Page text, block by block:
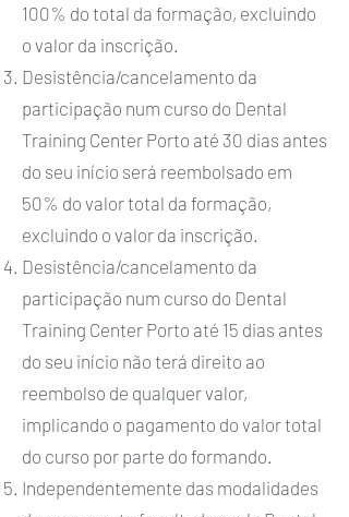
100% do total da formação, excluindo
o valor da inscrição.
Desistência/cancelamento da
participação num curso do Dental
Training Center Porto até 30 dias antes
do seu início será reembolsado em
50% do valor total da formação,
excluindo o valor da inscrição.
Desistência/cancelamento da
participação num curso do Dental
Training Center Porto até 15 dias antes
do seu início não terá direito ao
reembolso de qualquer valor,
implicando o pagamento do valor total
do curso por parte do formando.
Independentemente das modalidades